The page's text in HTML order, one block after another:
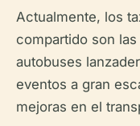
Actualmente, los
compartido son
autobuses
eventos a gran
mejoras en el